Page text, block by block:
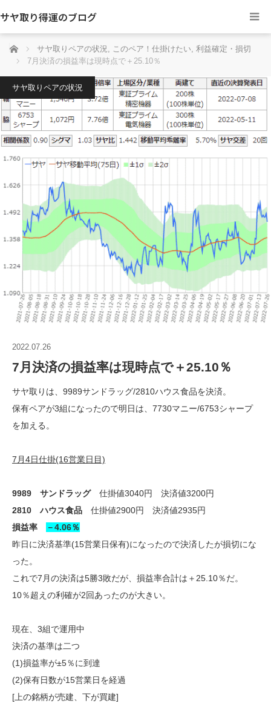
サヤ取り得運のブログ
ホーム サヤ取りペアの状況, このペア！仕掛けたい, 利益確定・損切
7月決済の損益率は現時点で＋25.10％
サヤ取りペアの状況
2022.07.26
7月決済の損益率は現時点で＋25.10％
サヤ取りは、9989サンドラッグ/2810ハウス食品を決済。
保有ペアが3組になったので明日は、7730マニー/6753シャープ
を加える。
7月4日仕掛(16営業日目)
9989 サンドラッグ仕掛値3040円 決済値3200円
2810 ハウス食品 仕掛値2900円 決済値2935円
損益率
－4.06％
昨日に決済基準(15営業日保有)になったので決済したが損切にな
った。
これで7月の決済は5勝3敗だが、損益率合計は＋25.10％だ。
10％超えの利確が2回あったのが大きい。
現在、3組で運用中
決済の基準は二つ
(1)損益率が±5％に到達
(2)保有日数が15営業日を経過
[上の銘柄が売建、下が買建]